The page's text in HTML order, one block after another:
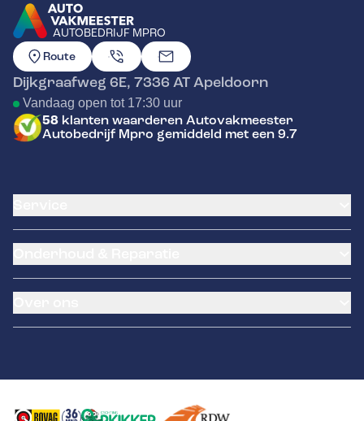
AUTOBEDRIJF MPRO
GA NAAR DE HOMEPAGINA
Route
Dijkgraafweg 6E, 7336 ATApeldoorn
Vandaag open tot 17:30 uur
58 klanten waarderen Autovakmeester
Autobedrijf Mpro gemiddeld met een 9.7
Banden service
Klantenkaart
Schade en reparatie